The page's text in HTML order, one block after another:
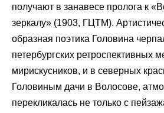
получают в занавесе пролога к
зеркалу» (1903, ГЦТМ).
образная поэтика Головина
петербургских ретроспективных
мирискусников, и в северных
Головиным дачи в Волосове,
перекликалась не только с